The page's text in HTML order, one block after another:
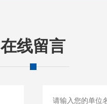
在线留言